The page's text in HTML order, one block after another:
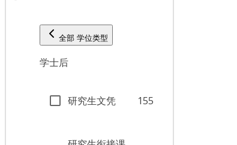
全部 学位类型
学士后
研究生文凭 155